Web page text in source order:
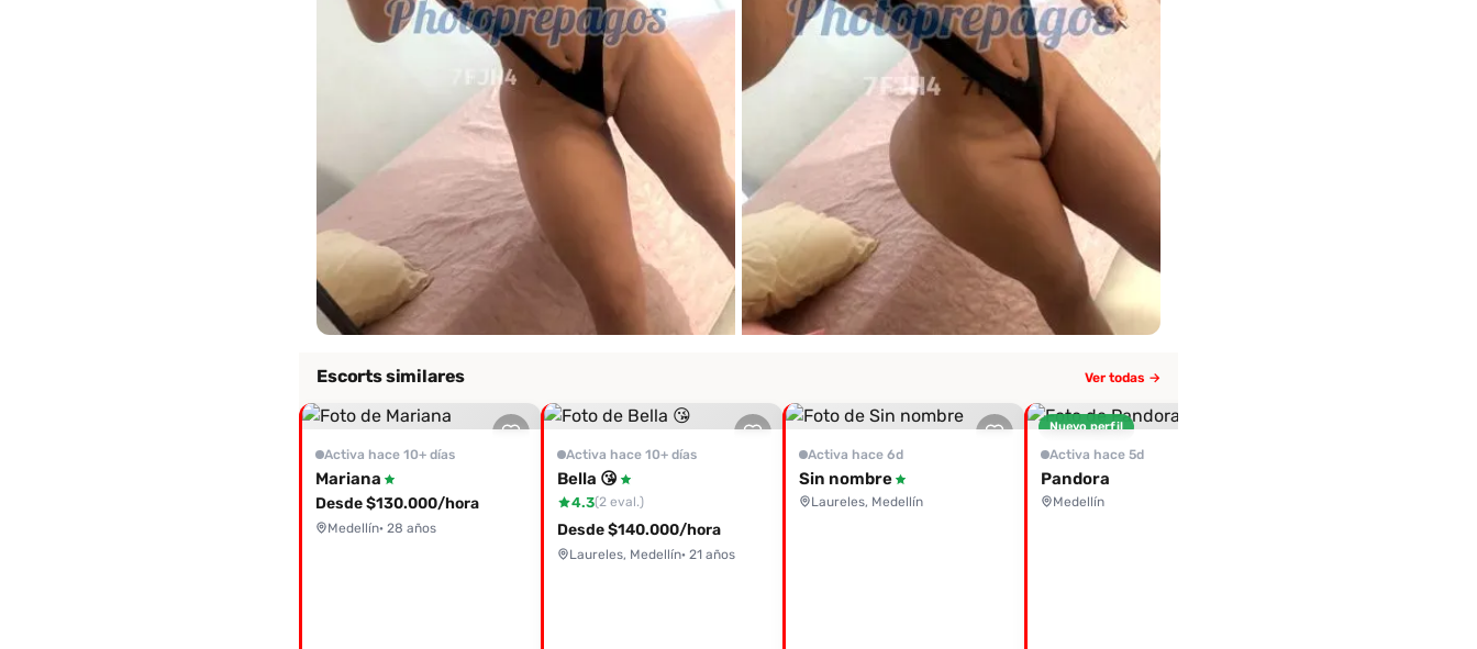
Escorts similares Ver todas →
Activa hace 10+ días
Mariana
Desde $130.000/hora
Medellín· 28 años
Activa hace 10+ días
Bella 😘
4.3(2 eval.)
Desde $140.000/hora
Laureles, Medellín· 21 años
Activa hace 6d
Sin nombre
Laureles, Medellín
Nuevo perfil
Activa hace 5d
Pandora
Medellín